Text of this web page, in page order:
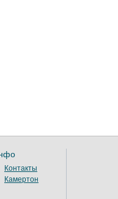
Контакты
Камертон